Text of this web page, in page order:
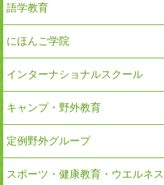
語学教育
にほんご学院
インターナショナルスクール
キャンプ・野外教育
定例野外グループ
スポーツ・健康教育・ウエルネス